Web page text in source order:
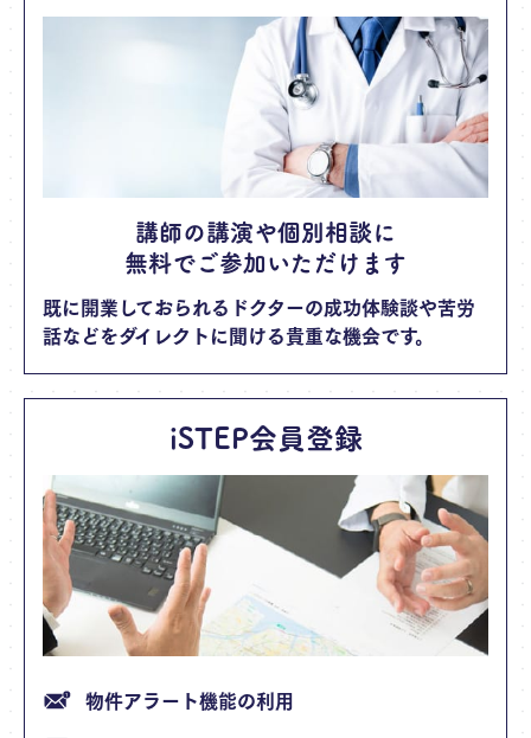
講師の講演や個別相談に
無料でご参加いただけます
既に開業しておられるドクターの成功体験談や苦労
話などをダイレクトに聞ける貴重な機会です。
iSTEP会員登録
物件アラート機能の利用